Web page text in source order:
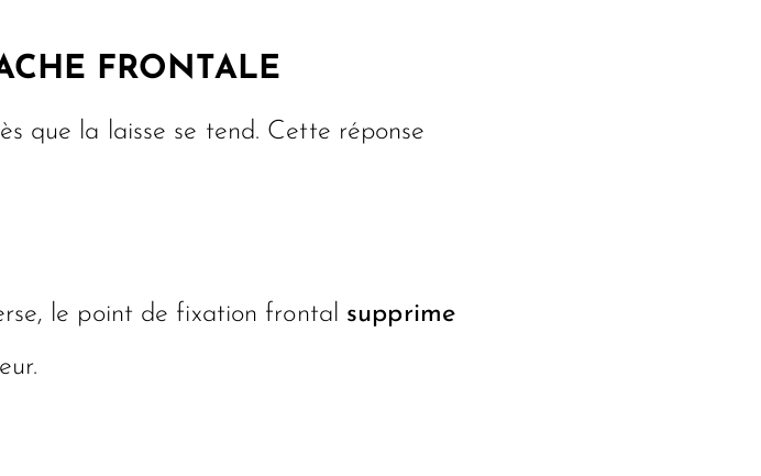
FRONTALE
que la laisse se tend. Cette réponse
le point de fixation frontal supprime